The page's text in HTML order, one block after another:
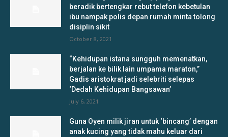
beradik bertengkar rebut telefon kebetulan
ibu nampak polis depan rumah minta tolong
disiplin sikit
October 8, 2021
“Kehidupan istana sungguh memenatkan,
berjalan ke bilik lain umpama maraton,”
Gadis aristokrat jadi selebriti selepas
‘Dedah Kehidupan Bangsawan’
July 6, 2021
Guna Oyen milik jiran untuk ‘bincang’ dengan
anak kucing yang tidak mahu keluar dari